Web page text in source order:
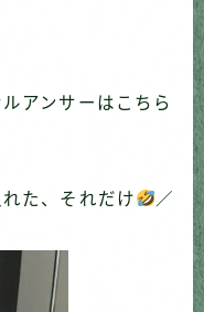
アンサーはこちら
た、それだけ ／